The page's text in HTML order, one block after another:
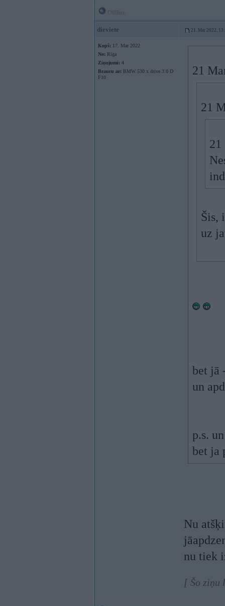
dieviete 21. Mar 2022,
Kopš: 17. Mar 2022
No: Rīga
Ziņojumi: 4
Braucu ar: BMW 530 x drive 3.0 D
F10
21
21
21
Šis,
uz
bet jā
un
p.s.
bet ja
Nu
nu tiek
[ Šo ziņu